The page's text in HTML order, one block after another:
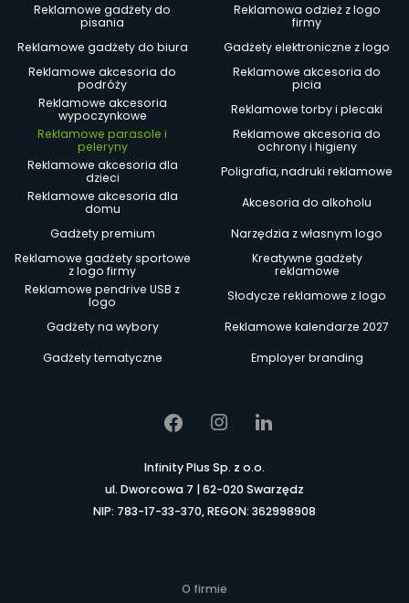
Reklamowe gadżety do
pisania
Reklamowa odzież z logo
firmy
Reklamowe gadżety do biura
Gadżety elektroniczne z logo
Reklamowe akcesoria do
podróży
Reklamowe akcesoria do
picia
Reklamowe akcesoria
wypoczynkowe
Reklamowe torby i plecaki
Reklamowe parasole i
peleryny
Reklamowe akcesoria do
ochrony i higieny
Reklamowe akcesoria dla
dzieci
Poligrafia, nadruki reklamowe
Reklamowe akcesoria dla
domu
Akcesoria do alkoholu
Gadżety premium
Narzędzia z własnym logo
Reklamowe gadżety sportowe
z logo firmy
Kreatywne gadżety
reklamowe
Reklamowe pendrive USB z
logo
Słodycze reklamowe z logo
Gadżety na wybory
Reklamowe kalendarze 2027
Gadżety tematyczne
Employer branding
Infinity Plus Sp. z o.o.
ul. Dworcowa 7 | 62-020 Swarzędz
NIP: 783-17-33-370, REGON: 362998908
O firmie